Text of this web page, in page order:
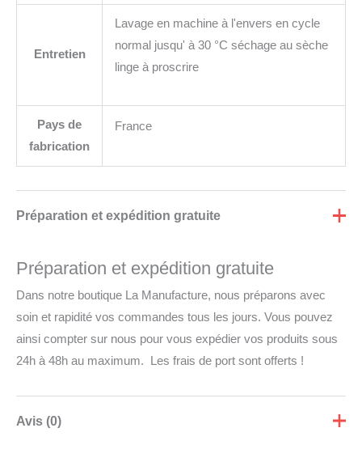
Entretien
Lavage en machine à l'envers en cycle
normal jusqu' à 30 °C séchage au sèche
linge à proscrire
Pays de
fabrication
France
Préparation et expédition gratuite
Préparation et expédition gratuite
Dans notre boutique La Manufacture, nous préparons avec
soin et rapidité vos commandes tous les jours. Vous pouvez
ainsi compter sur nous pour vous expédier vos produits sous
24h à 48h au maximum. Les frais de port sont offerts !
Avis (0)